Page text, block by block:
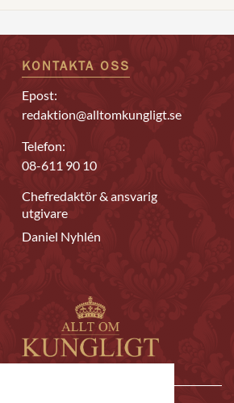
KONTAKTA OSS
Epost:
redaktion@alltomkungligt.se
Telefon:
08-611 90 10
Chefredaktör & ansvarig
utgivare
Daniel Nyhlén